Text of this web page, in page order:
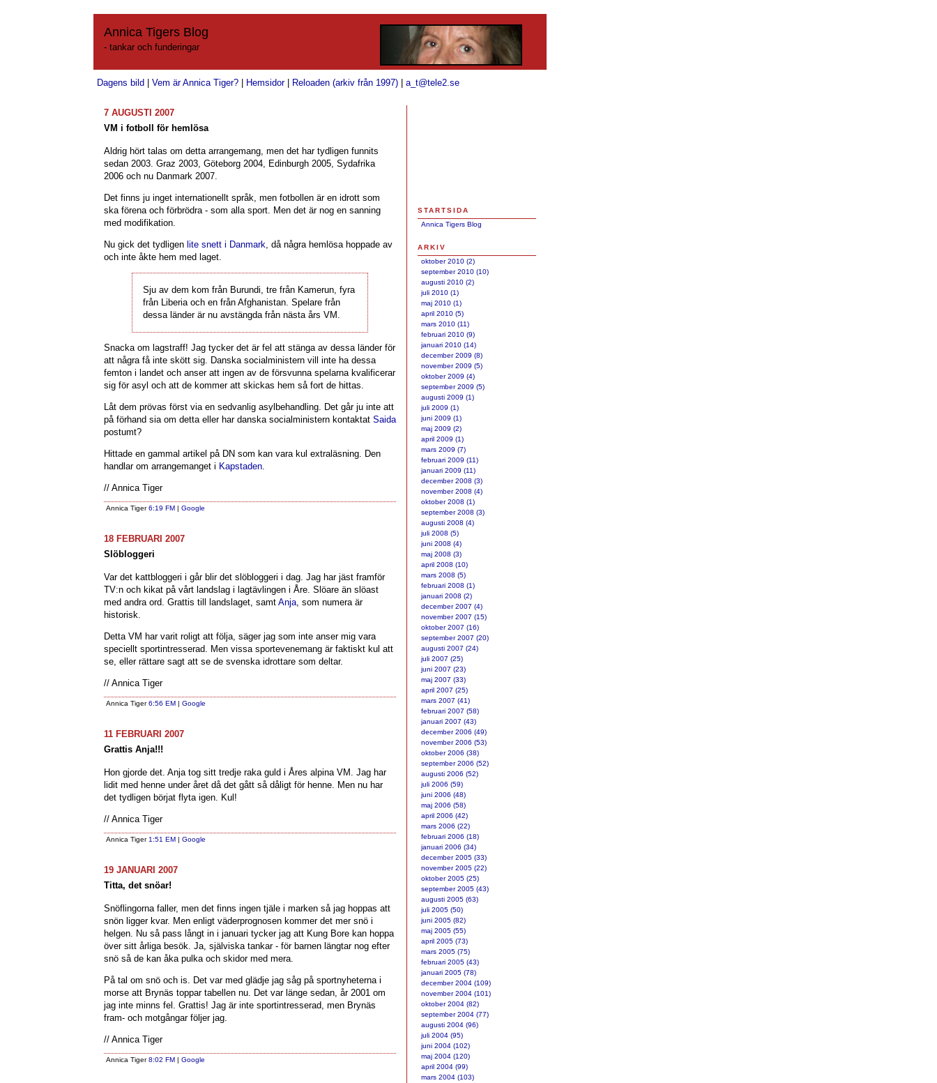
Annica Tigers Blog
- tankar och funderingar
Dagens bild |Vem är Annica Tiger? Hemsidor| Reloaden (arkiv från 1997) |a_t@tele2.se
7 AUGUSTI 2007
VM i fotboll för hemlösa
Aldrig hört talas om detta arrangemang, men det har tydligen funnits
sedan 2003. Graz 2003, Göteborg 2004, Edinburgh 2005, Sydafrika
2006 och nu Danmark 2007.
Det finns ju inget internationellt språk, men fotbollen är en idrott som
ska förena och förbrödra - som alla sport. Men det är nog en sanning
med modifikation.
Nu gick det tydligen lite snett i Danmark, då några hemlösa hoppade av
och inte åkte hem med laget.
Sju av dem kom från Burundi, tre från Kamerun, fyra
från Liberia och en från Afghanistan. Spelare från
dessa länder är nu avstängda från nästa års VM.
Snacka om lagstraff! Jag tycker det är fel att stänga av dessa länder för
att några få inte skött sig. Danska socialministern vill inte ha dessa
femton i landet och anser att ingen av de försvunna spelarna kvalificerar
sig för asyl och att de kommer att skickas hem så fort de hittas.
Låt dem prövas först via en sedvanlig asylbehandling. Det går ju inte att
på förhand sia om detta eller har danska socialministern kontaktatSaida
postumt?
Hittade en gammal artikel på DN som kan vara kul extraläsning. Den
handlar om arrangemanget i Kapstaden.
// Annica Tiger
Annica Tiger6:19 FM |Google
18 FEBRUARI 2007
Slöbloggeri
Var det kattbloggeri i går blir det slöbloggeri i dag. Jag har jäst framför
TV:n och kikat på vårt landslag i lagtävlingen i Åre. Slöare än slöast
med andra ord. Grattis till landslaget, samtAnja, som numera är
historisk.
Detta VM har varit roligt att följa, säger jag som inte anser mig vara
speciellt sportintresserad. Men vissa sportevenemang är faktiskt kul att
se, eller rättare sagt att se de svenska idrottare som deltar.
// Annica Tiger
Annica Tiger6:56 EM |Google
11 FEBRUARI 2007
Grattis Anja!!!
Hon gjorde det. Anja tog sitt tredje raka guld i Åres alpina VM. Jag har
lidit med henne under året då det gått så dåligt för henne. Men nu har
det tydligen börjat flyta igen. Kul!
// Annica Tiger
Annica Tiger 1:51 EM |Google
19 JANUARI 2007
Titta, det snöar!
Snöflingorna faller, men det finns ingen tjäle i marken så jag hoppas att
snön ligger kvar. Men enligt väderprognosen kommer det mer snö i
helgen. Nu så pass långt in i januari tycker jag att Kung Bore kan hoppa
över sitt årliga besök. Ja, själviska tankar - för barnen längtar nog efter
snö så de kan åka pulka och skidor med mera.
På tal om snö och is. Det var med glädje jag såg på sportnyheterna i
morse att Brynäs toppar tabellen nu. Det var länge sedan, år 2001 om
jag inte minns fel. Grattis! Jag är inte sportintresserad, men Brynäs
fram- och motgångar följer jag.
// Annica Tiger
Annica Tiger8:02 FM |Google
STARTSIDA
Annica Tigers Blog
ARKIV
oktober 2010 (2)
september 2010 (10)
augusti 2010 (2)
juli 2010 (1)
maj 2010 (1)
april 2010 (5)
mars 2010 (11)
februari 2010 (9)
januari 2010 (14)
december 2009 (8)
november 2009 (5)
oktober 2009 (4)
september 2009 (5)
augusti 2009 (1)
juli 2009 (1)
juni 2009 (1)
maj 2009 (2)
april 2009 (1)
mars 2009 (7)
februari 2009 (11)
januari 2009 (11)
december 2008 (3)
november 2008 (4)
oktober 2008 (1)
september 2008 (3)
augusti 2008 (4)
juli 2008 (5)
juni 2008 (4)
maj 2008 (3)
april 2008 (10)
mars 2008 (5)
februari 2008 (1)
januari 2008 (2)
december 2007 (4)
november 2007 (15)
oktober 2007 (16)
september 2007 (20)
augusti 2007 (24)
juli 2007 (25)
juni 2007 (23)
maj 2007 (33)
april 2007 (25)
mars 2007 (41)
februari 2007 (58)
januari 2007 (43)
december 2006 (49)
november 2006 (53)
oktober 2006 (38)
september 2006 (52)
augusti 2006 (52)
juli 2006 (59)
juni 2006 (48)
maj 2006 (58)
april 2006 (42)
mars 2006 (22)
februari 2006 (18)
januari 2006 (34)
december 2005 (33)
november 2005 (22)
oktober 2005 (25)
september 2005 (43)
augusti 2005 (63)
juli 2005 (50)
juni 2005 (82)
maj 2005 (55)
april 2005 (73)
mars 2005 (75)
februari 2005 (43)
januari 2005 (78)
december 2004 (109)
november 2004 (101)
oktober 2004 (82)
september 2004 (77)
augusti 2004 (96)
juli 2004 (95)
juni 2004 (102)
maj 2004 (120)
april 2004 (99)
mars 2004 (103)